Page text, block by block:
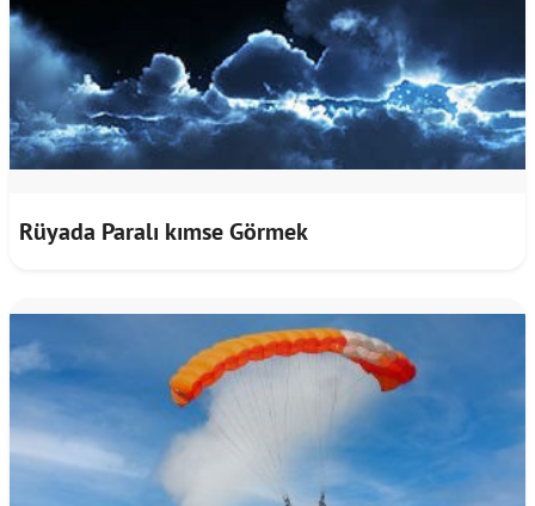
Rüyada Paralı kımse Görmek